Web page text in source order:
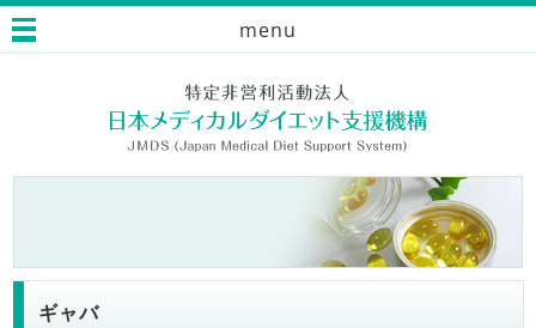
menu
ギャバ